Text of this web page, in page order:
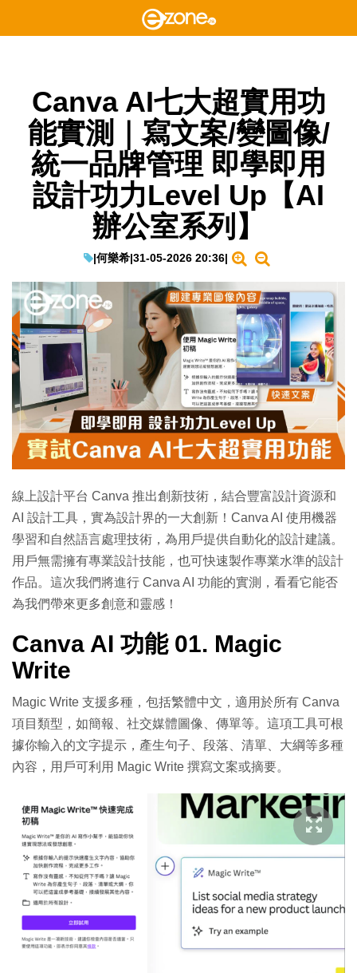
Canva AI七大超實用功
能實測｜寫文案/變圖像/
統一品牌管理 即學即用
設計功力Level Up【AI
辦公室系列】
|何樂希|31-05-2026 20:36|
線上設計平台 Canva 推出創新技術，結合豐富設計資源和
AI 設計工具，實為設計界的一大創新！Canva AI 使用機器
學習和自然語言處理技術，為用戶提供自動化的設計建議。
用戶無需擁有專業設計技能，也可快速製作專業水準的設計
作品。這次我們將進行 Canva AI 功能的實測，看看它能否
為我們帶來更多創意和靈感！
Canva AI 功能 01. Magic
Write
Magic Write 支援多種，包括繁體中文，適用於所有 Canva
項目類型，如簡報、社交媒體圖像、傳單等。這項工具可根
據你輸入的文字提示，產生句子、段落、清單、大綱等多種
內容，用戶可利用 Magic Write 撰寫文案或摘要。